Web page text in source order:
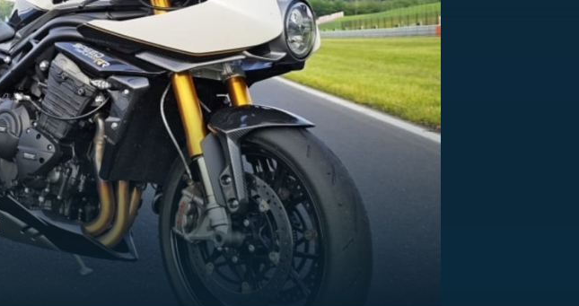
FILMY VERSUS
REALITA
HORORY VERSUS
REALITA
OPTICKÉ ILUZE A
KLAMY